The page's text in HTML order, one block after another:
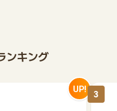
ンキング
UP! 3